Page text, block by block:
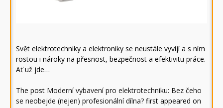
Svět elektrotechniky a elektroniky se neustále vyvíjí a s ním
rostou i nároky na přesnost, bezpečnost a efektivitu práce.
Ať už jde…
The post Moderní vybavení pro elektrotechniku: Bez čeho
se neobejde (nejen) profesionální dílna? first appeared on